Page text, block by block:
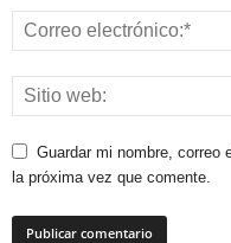
Guardar mi nombre, correo
la próxima vez que comente.